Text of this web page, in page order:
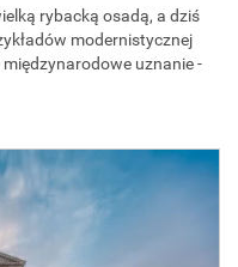
rybacką osadą, a dziś
modernistycznej
uznanie -